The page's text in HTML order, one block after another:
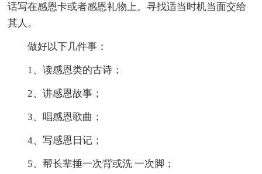
话写在感恩卡或者感恩礼物上。寻找适当时机当面交给
其人。
做好以下几件事：
1、读感恩类的古诗；
2、讲感恩故事；
3、唱感恩歌曲；
4、写感恩日记；
5、帮长辈捶一次背或洗 一次脚；